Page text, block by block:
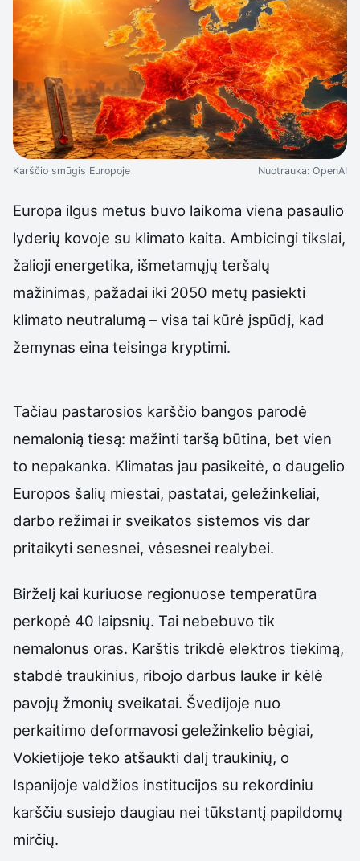
Karščio smūgis Europoje Nuotrauka: OpenAI
Europa ilgus metus buvo laikoma viena pasaulio
lyderių kovoje su klimato kaita. Ambicingi tikslai,
žalioji energetika, išmetamųjų teršalų
mažinimas, pažadai iki 2050 metų pasiekti
klimato neutralumą – visa tai kūrė įspūdį, kad
žemynas eina teisinga kryptimi.
Tačiau pastarosios karščio bangos parodė
nemalonią tiesą: mažinti taršą būtina, bet vien
to nepakanka. Klimatas jau pasikeitė, o daugelio
Europos šalių miestai, pastatai, geležinkeliai,
darbo režimai ir sveikatos sistemos vis dar
pritaikyti senesnei, vėsesnei realybei.
Birželį kai kuriuose regionuose temperatūra
perkopė 40 laipsnių. Tai nebebuvo tik
nemalonus oras. Karštis trikdė elektros tiekimą,
stabdė traukinius, ribojo darbus lauke ir kėlė
pavojų žmonių sveikatai. Švedijoje nuo
perkaitimo deformavosi geležinkelio bėgiai,
Vokietijoje teko atšaukti dalį traukinių, o
Ispanijoje valdžios institucijos su rekordiniu
karščiu susiejo daugiau nei tūkstantį papildomų
mirčių.